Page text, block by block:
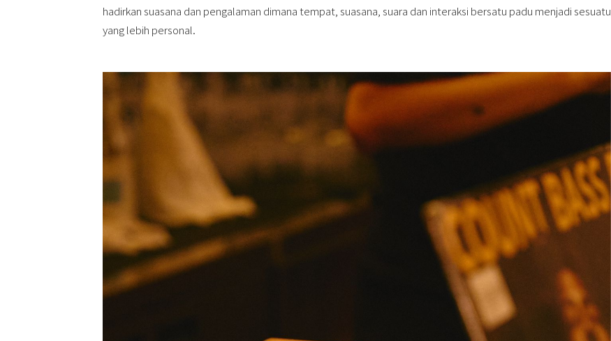
hadirkan suasana dan pengalaman dimana tempat, suasana, suara dan interaksi bersatu padu menjadi sesuatu
yang lebih personal.